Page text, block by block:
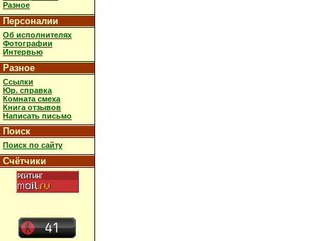
Разное
Персоналии
Об исполнителях
Фотографии
Интервью
Разное
Ссылки
Юр. справка
Комната смеха
Книга отзывов
Написать письмо
Поиск
Поиск по сайту
Счётчики